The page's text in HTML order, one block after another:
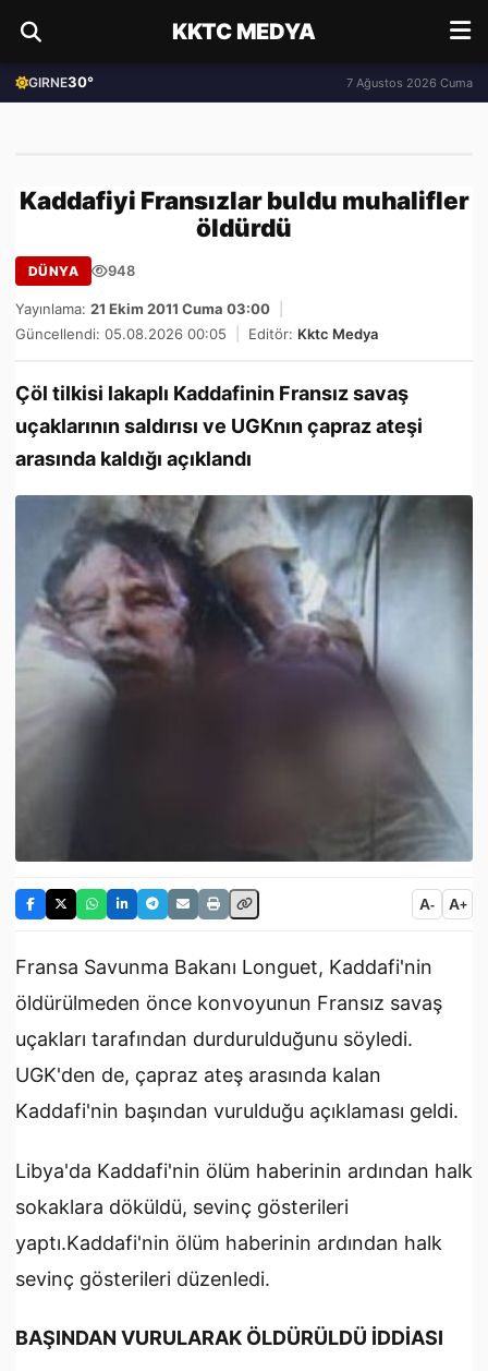
KKTC MEDYA
GIRNE30° 7 Ağustos 2026 Cuma
Kaddafiyi Fransızlar buldu muhalifler
öldürdü
DÜNYA 948
Yayınlama: 21 Ekim 2011 Cuma 03:00
Güncellendi: 05.08.2026 00:05
Editör: Kktc Medya
Çöl tilkisi lakaplı Kaddafinin Fransız savaş
uçaklarının saldırısı ve UGKnın çapraz ateşi
arasında kaldığı açıklandı
A- A+
Fransa Savunma Bakanı Longuet, Kaddafi'nin
öldürülmeden önce konvoyunun Fransız savaş
uçakları tarafından durdurulduğunu söyledi.
UGK'den de, çapraz ateş arasında kalan
Kaddafi'nin başından vurulduğu açıklaması geldi.
Libya'da Kaddafi'nin ölüm haberinin ardından halk
sokaklara döküldü, sevinç gösterileri
yaptı.Kaddafi'nin ölüm haberinin ardından halk
sevinç gösterileri düzenledi.
BAŞINDAN VURULARAK ÖLDÜRÜLDÜ İDDİASI